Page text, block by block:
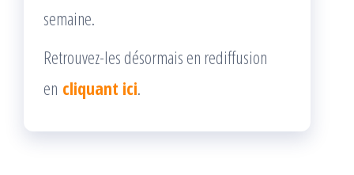
semaine.
Retrouvez-les désormais en rediffusion
en cliquant ici.